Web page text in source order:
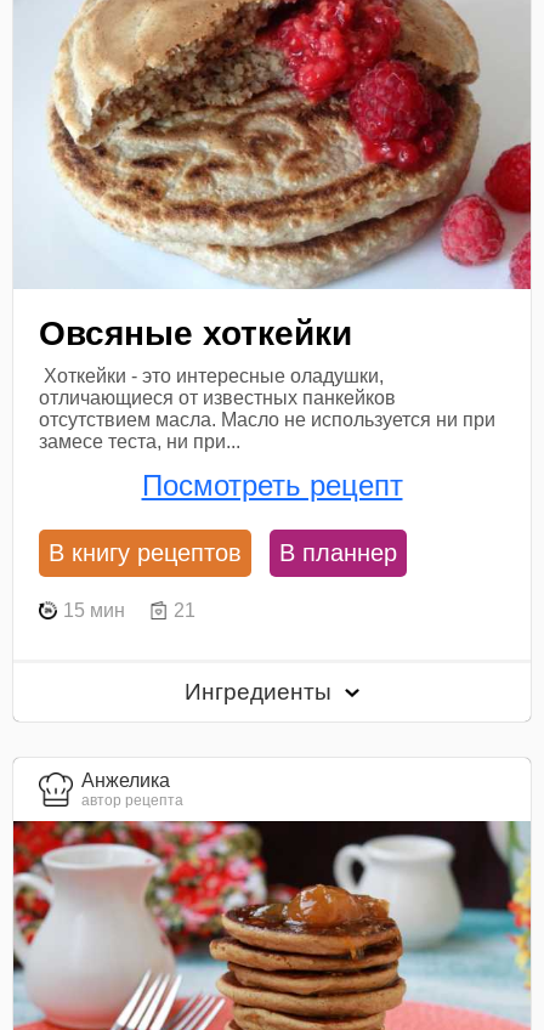
Овсяные хоткейки
Хоткейки - это интересные оладушки,
отличающиеся от известных панкейков
отсутствием масла. Масло не используется ни при
замесе теста, ни при...
Посмотреть рецепт
В книгу рецептов В планнер
15 мин 21
Ингредиенты
Анжелика
автор рецепта